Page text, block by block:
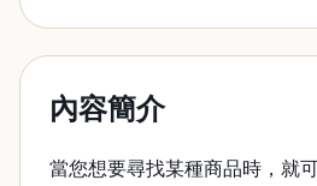
內容簡介
當您想要尋找某種商品時，就